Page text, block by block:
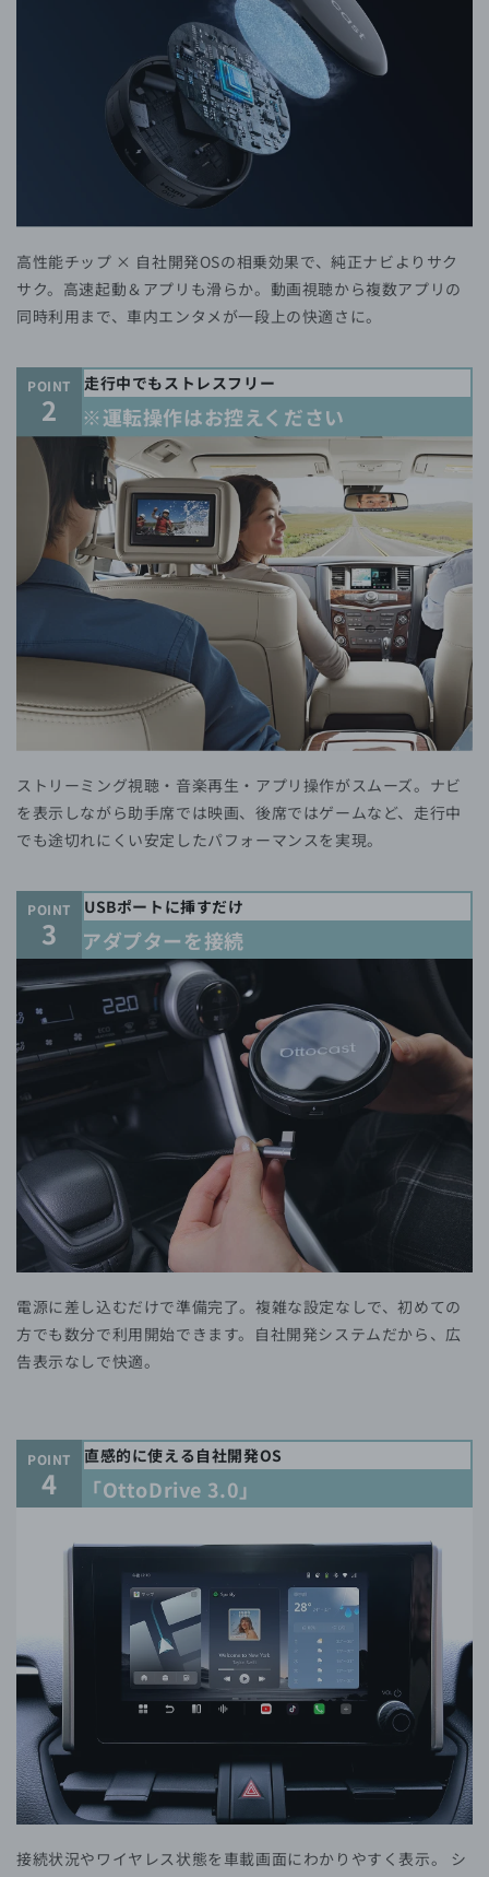
高性能チップ × 自社開発OSの相乗効果で、純正ナビよりサク
サク。高速起動＆アプリも滑らか。動画視聴から複数アプリの
同時利用まで、車内エンタメが一段上の快適さに。
POINT
2
走行中でもストレスフリー
※運転操作はお控えください
ストリーミング視聴・音楽再生・アプリ操作がスムーズ。ナビ
を表示しながら助手席では映画、後席ではゲームなど、走行中
でも途切れにくい安定したパフォーマンスを実現。
POINT
3
USBポートに挿すだけ
アダプターを接続
電源に差し込むだけで準備完了。複雑な設定なしで、初めての
方でも数分で利用開始できます。自社開発システムだから、広
告表示なしで快適。
POINT
4
直感的に使える自社開発OS
「OttoDrive 3.0」
接続状況やワイヤレス状態を車載画面にわかりやすく表示。 シ